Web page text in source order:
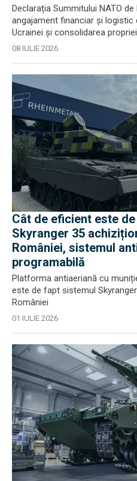
Declarația Summitului NATO
angajament financiar și logistic
Ucrainei și consolidarea
08 IULIE 2026
Cât de eficient este
Skyranger 35
României, sistemul
programabilă
Platforma antiaeriană cu
este de fapt sistemul
României
01 IULIE 2026